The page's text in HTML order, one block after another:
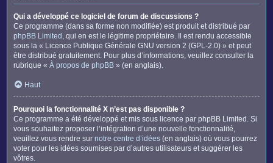
Qui a développé ce logiciel de forum de discussions ?
Ce programme (dans sa forme non modifiée) est produit et distribué par
phpBB Limited , qui en est le légitime propriétaire. Il est rendu accessible
sous la « Licence Publique Générale GNU version 2 (GPL-2.0) » et peut
être distribué gratuitement. Pour plus d’informations, veuillez consulter la
rubrique « À propos de phpBB » (en anglais).
Haut
Pourquoi la fonctionnalité X n’est pas disponible ?
Ce programme a été développé et mis sous licence par phpBB Limited. Si
vous souhaitez proposer l’intégration d’une nouvelle fonctionnalité,
veuillez vous rendre sur notre centre d’idées (en anglais) où vous pourrez
voter pour les idées soumises par d’autres utilisateurs et suggérer les
vôtres.